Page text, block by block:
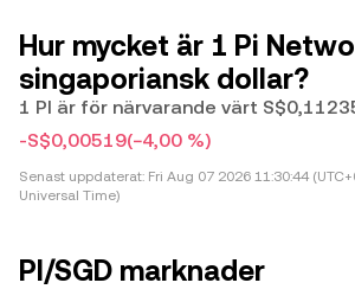
Hur mycket är 1 Pi
singaporiansk dollar?
1 PI är för närvarande värt
-S$0,00519(−4,00 %)
Senast uppdaterat: Fri Aug 07 2026 11:30:44
Universal Time)
PI/SGD marknader